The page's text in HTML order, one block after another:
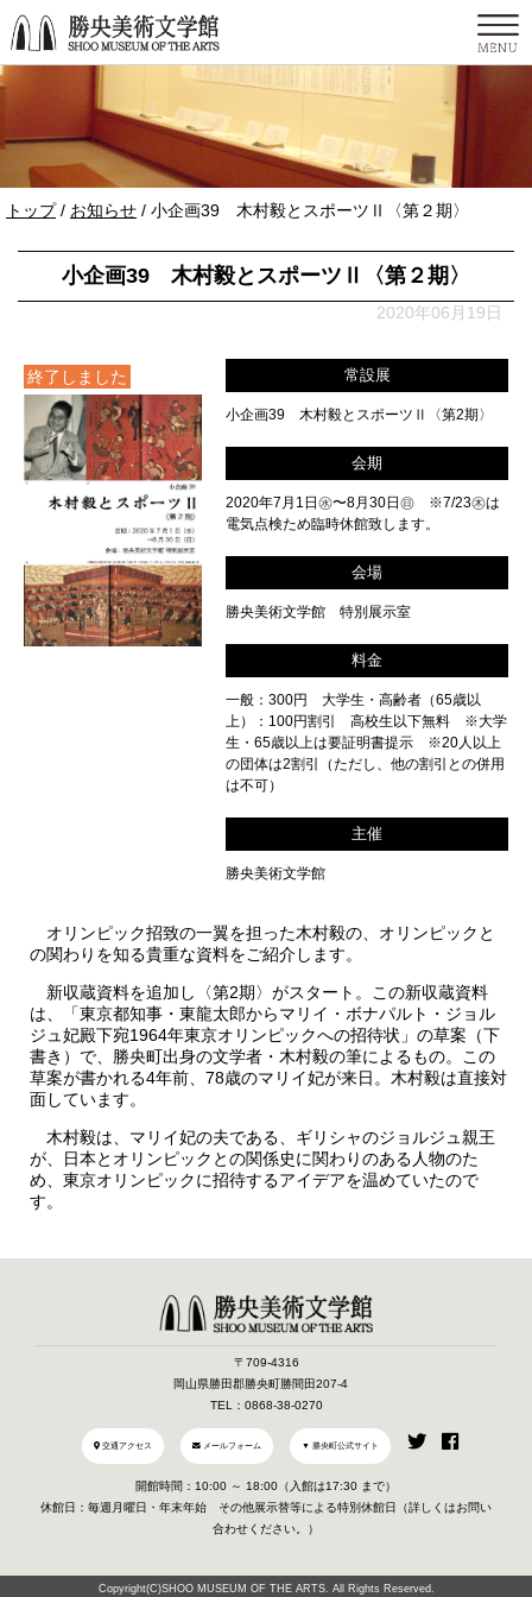
このページの本文へ
現
の
トップ/ お知らせ / 小企画39 木村毅とスポーツⅡ〈第２期〉
小企画39 木村毅とスポーツⅡ〈第２期〉
2020年06月19日
終了しました 常設展
小企画39 木村毅とスポーツⅡ〈第2期〉
会期
2020年7月1日㊌〜8月30日㊐ ※7/23㊍は
電気点検ため臨時休館致します。
会場
勝央美術文学館 特別展示室
料金
一般：300円 大学生・高齢者（65歳以
上）：100円割引 高校生以下無料 ※大学
生・65歳以上は要証明書提示 ※20人以上
の団体は2割引（ただし、他の割引との併用
は不可）
主催
勝央美術文学館
オリンピック招致の一翼を担った木村毅の、オリンピックと
の関わりを知る貴重な資料をご紹介します。
新収蔵資料を追加し〈第2期〉がスタート。この新収蔵資料
は、「東京都知事・東龍太郎からマリイ・ボナパルト・ジョル
ジュ妃殿下宛1964年東京オリンピックへの招待状」の草案（下
書き）で、勝央町出身の文学者・木村毅の筆によるもの。この
草案が書かれる4年前、78歳のマリイ妃が来日。木村毅は直接対
面しています。
木村毅は、マリイ妃の夫である、ギリシャのジョルジュ親王
が、日本とオリンピックとの関係史に関わりのある人物のた
め、東京オリンピックに招待するアイデアを温めていたので
す。
〒709-4316
岡山県勝田郡勝央町勝間田207-4
TEL：0868-38-0270
交通アクセス メールフォーム ▼ 勝央町公式サイト
開館時間：10:00 ～ 18:00（入館は17:30 まで）
休館日：毎週月曜日・年末年始 その他展示替等による特別休館日（詳しくはお問い
合わせください。）
Copyright(C)SHOO MUSEUM OF THE ARTS. All Rights Reserved.